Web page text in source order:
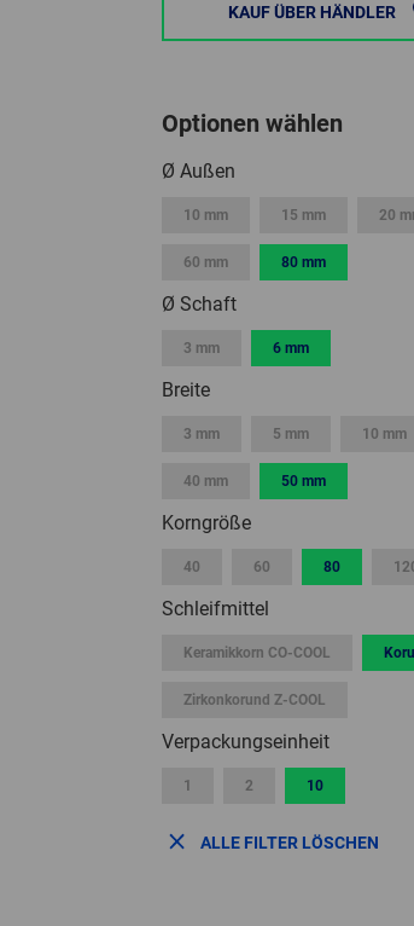
KAUF ÜBER HÄNDLER
Optionen wählen
Ø Außen
10 mm 15 mm 20
60 mm 80 mm
Ø Schaft
3 mm 6 mm
Breite
3 mm 5 mm 10 mm
40 mm 50 mm
Korngröße
40 60 80
Schleifmittel
Keramikkorn CO-COOL
Zirkonkorund Z-COOL
Verpackungseinheit
1 2 10
ALLE FILTER LÖSCHEN